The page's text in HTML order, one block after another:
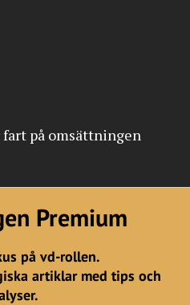
på omsättningen
Premium
på vd-rollen.
artiklar med tips och